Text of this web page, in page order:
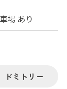
場 あり
ドミトリー